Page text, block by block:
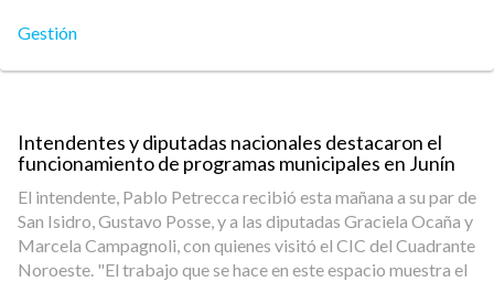
Gestión
Intendentes y diputadas nacionales destacaron el
funcionamiento de programas municipales en Junín
El intendente, Pablo Petrecca recibió esta mañana a su par de
San Isidro, Gustavo Posse, y a las diputadas Graciela Ocaña y
Marcela Campagnoli, con quienes visitó el CIC del Cuadrante
Noroeste. "El trabajo que se hace en este espacio muestra el